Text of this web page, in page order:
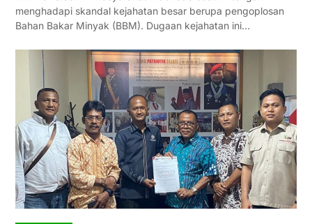
menghadapi skandal kejahatan besar berupa pengoplosan
Bahan Bakar Minyak (BBM). Dugaan kejahatan ini…